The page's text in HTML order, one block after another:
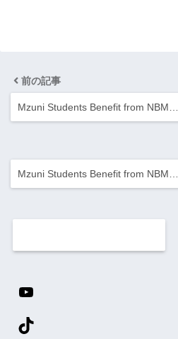
前の記事
Mzuni Students Benefit from NBM…
Mzuni Students Benefit from NBM…